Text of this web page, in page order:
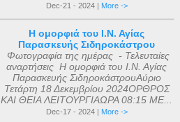
Dec-21 - 2024 | More ->
Η ομορφιά του Ι.Ν. Αγίας
Παρασκευής Σιδηροκάστρου
Φωτογραφία της ημέρας - Τελευταίες
αναρτήσεις Η ομορφιά του Ι.Ν. Αγίας
Παρασκευής ΣιδηροκάστρουΑύριο
Τετάρτη 18 Δεκεμβρίου 2024ΟΡΘΡΟΣ
ΚΑΙ ΘΕΙΑ ΛΕΙΤΟΥΡΓΙΑΩΡΑ 08:15 ΜΕ...
Dec-17 - 2024 | More ->